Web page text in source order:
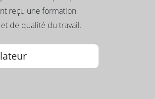
reçu une formation
de qualité du travail.